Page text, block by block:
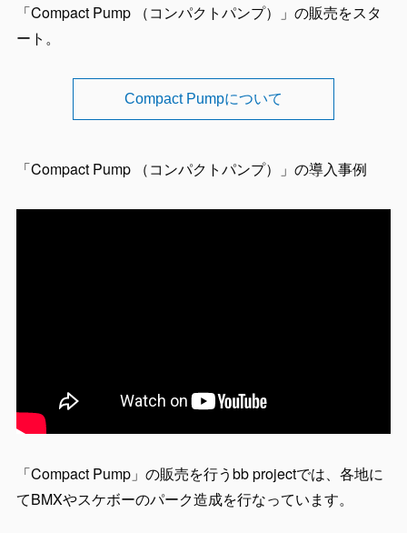
「Compact Pump （コンパクトパンプ）」の販売をスタ
ート。
Compact Pumpについて
「Compact Pump （コンパクトパンプ）」の導入事例
「Compact Pump」の販売を行うbb projectでは、各地に
てBMXやスケボーのパーク造成を行なっています。